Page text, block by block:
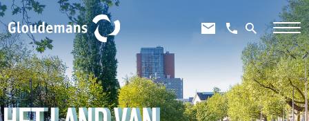
Expertises